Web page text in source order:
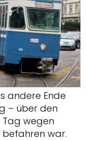
andere Ende
– über den
Tag wegen
war.